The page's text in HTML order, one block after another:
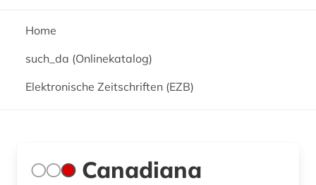
Home
such_da (Onlinekatalog)
Elektronische Zeitschriften (EZB)
Canadiana